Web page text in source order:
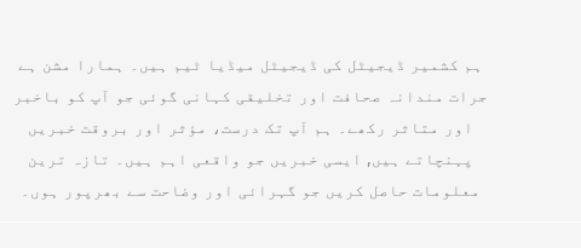
ہم کشمیر ڈیجیٹل کی ڈیجیٹل میڈیا ٹیم ہیں۔ ہمارا مشن ہے
جرات مندانہ صحافت اور تخلیقی کہانی گوئی جو آپ کو باخبر
اور متاثر رکھے۔ ہم آپ تک درست، مؤثر اور بروقت خبریں
پہنچاتے ہیں, ایسی خبریں جو واقعی اہم ہیں۔ تازہ ترین
معلومات حاصل کریں جو گہرائی اور وضاحت سے بھرپور ہوں۔